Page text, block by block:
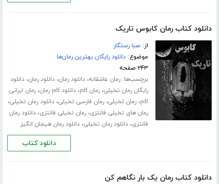
دانلود کتاب رمان کابوس تاریک
از:صبا رستگار
موضوع:دانلود رایگان بهترین رمان‌ها
۲۴۳ صفحه
برچسب‌ها:رمان عاشقانه،دانلود رمان،دانلود رمان،دانلود
رایگان رمان تخیلی،رمان pdf ،دانلود pdf رمان ،رمان ایرانی
pdf،رمان تخیلی،رمان فارسی تخیلی،دانلود رمان تخیلی،
رمان های تخیلی فانتزی،رمان تخیلی فانتزی،دانلود رمان
فانتزی،دانلود رمان تخیلی،دانلود رمان هیجان انگیز
دانلود کتاب
دانلود کتاب رمان یک بار نگاهم کن